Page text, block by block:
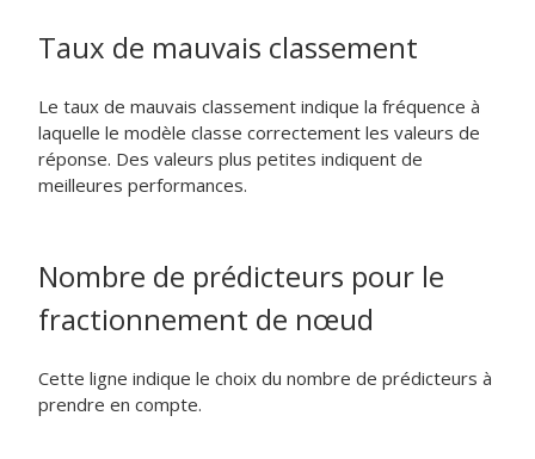
Taux de mauvais classement
Le taux de mauvais classement indique la fréquence à
laquelle le modèle classe correctement les valeurs de
réponse. Des valeurs plus petites indiquent de
meilleures performances.
Nombre de prédicteurs pour le
fractionnement de nœud
Cette ligne indique le choix du nombre de prédicteurs à
prendre en compte.